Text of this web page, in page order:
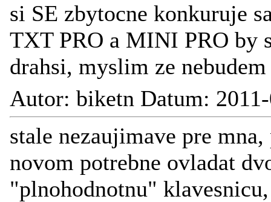
si SE zbytocne konkuruje
TXT PRO a MINI PRO by
drahsi, myslim ze
Autor: biketn Datum:
stale nezaujimave pre
novom potrebne ovladat
"plnohodnotnu"